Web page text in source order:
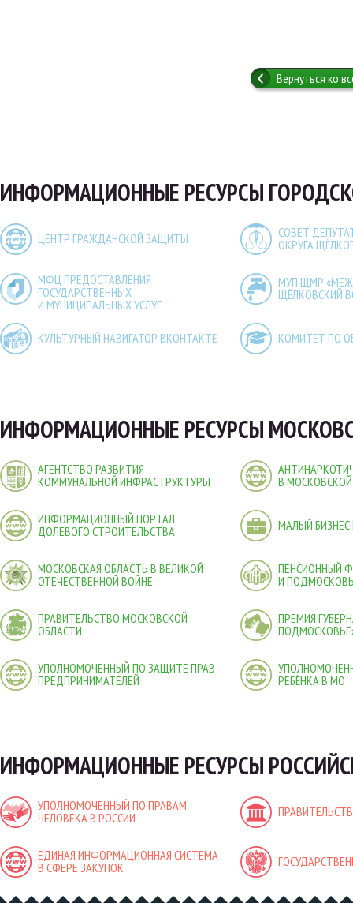
Вернуться ко
ИНФОРМАЦИОННЫЕ РЕСУРСЫ
ЦЕНТР ГРАЖДАНСКОЙ ЗАЩИТЫ
СОВЕТ
ОКРУГА
МФЦ ПРЕДОСТАВЛЕНИЯ
ГОСУДАРСТВЕННЫХ
И МУНИЦИПАЛЬНЫХ УСЛУГ
МУП ЩМР
ЩЁЛКОВСКИЙ
КУЛЬТУРНЫЙ НАВИГАТОР ВКОНТАКТЕ КОМИТЕТ ПО
ИНФОРМАЦИОННЫЕ РЕСУРСЫ
АГЕНТСТВО РАЗВИТИЯ
КОММУНАЛЬНОЙ ИНФРАСТРУКТУРЫ
В
ИНФОРМАЦИОННЫЙ ПОРТАЛ
ДОЛЕВОГО СТРОИТЕЛЬСТВА
МАЛЫЙ
МОСКОВСКАЯ ОБЛАСТЬ В ВЕЛИКОЙ
ОТЕЧЕСТВЕННОЙ ВОЙНЕ
ПЕНСИОННЫЙ
И
ПРАВИТЕЛЬСТВО МОСКОВСКОЙ
ОБЛАСТИ
ПРЕМИЯ
УПОЛНОМОЧЕННЫЙ ПО ЗАЩИТЕ ПРАВ
ПРЕДПРИНИМАТЕЛЕЙ
РЕБЁНКА В МО
ИНФОРМАЦИОННЫЕ РЕСУРСЫ
УПОЛНОМОЧЕННЫЙ ПО ПРАВАМ
ЧЕЛОВЕКА В РОССИИ
ЕДИНАЯ ИНФОРМАЦИОННАЯ СИСТЕМА
В СФЕРЕ ЗАКУПОК